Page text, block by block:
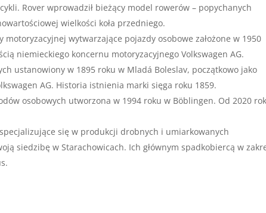
Rover wprowadził bieżący model rowerów – popychanych
wielkości koła przedniego.
wytwarzające pojazdy osobowe założone w 1950
niemieckiego koncernu motoryzacyjnego Volkswagen AG.
ustanowiony w 1895 roku w Mladá Boleslav, początkowo jako
AG. Historia istnienia marki sięga roku 1859.
osobowych utworzona w 1994 roku w Böblingen. Od 2020
się w produkcji drobnych i umiarkowanych
siedzibę w Starachowicach. Ich głównym spadkobiercą w